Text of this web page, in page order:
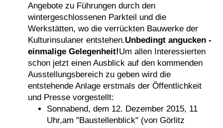
Angebote zu Führungen durch den
wintergeschlossenen Parkteil und die
Werkstätten, wo die verrückten Bauwerke der
Kulturinsulaner entstehen.Unbedingt angucken -
einmalige Gelegenheit!Um allen Interessierten
schon jetzt einen Ausblick auf den kommenden
Ausstellungsbereich zu geben wird die
entstehende Anlage erstmals der Öffentlichkeit
und Presse vorgestellt:
Sonnabend, dem 12. Dezember 2015, 11
Uhr,am "Baustellenblick" (von Görlitz